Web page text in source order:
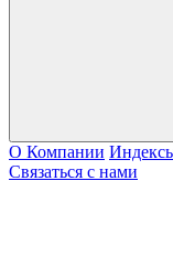
О Компании
Связаться с нами